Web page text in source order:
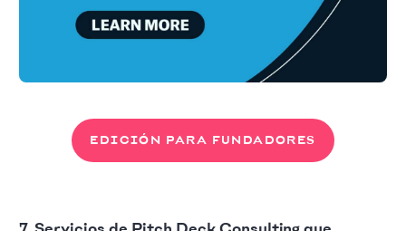
EDICIÓN PARA FUNDADORES